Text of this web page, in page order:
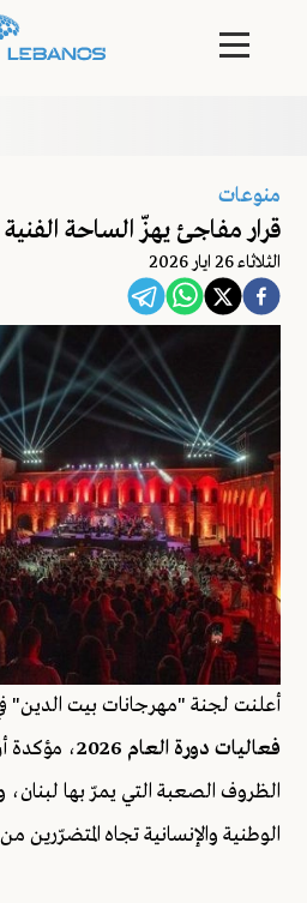
منوعات
قرار مفاجئ يهزّ الساحة
الثلاثاء 26 ايار 2026
أعلنت لجنة "مهرجانات بيت الدين"
فعاليات دورة العام 2026
، مؤكدة
الظروف الصعبة التي يمرّ بها لبنان،
الوطنية والإنسانية تجاه المتضرّرين